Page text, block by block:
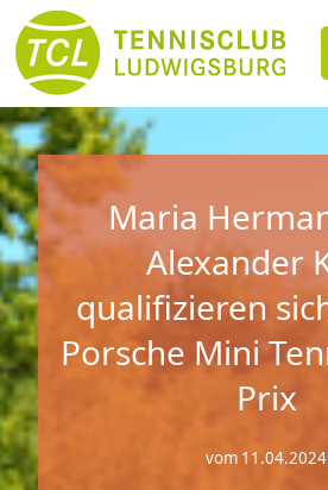
Maria
Alexander
qualifizieren
Porsche Mini
Prix
vom 11.04.2024